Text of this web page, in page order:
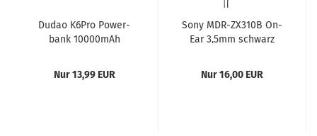
Dudao K6Pro Power­
bank 10000mAh
Nur 13,99 EUR
Sony MDR-​ZX310B On-​
Ear 3,5mm schwarz
Nur 16,00 EUR